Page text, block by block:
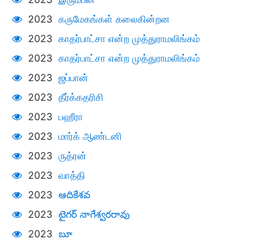
2023 கருமேகங்கள் கலைகின்றன
2023 காதர்பாட்சா என்ற முத்துராமலிங்கம்
2023 காதர்பாட்சா என்ற முத்துராமலிங்கம்
2023 ஜப்பான்
2023 தீர்க்கதரிசி
2023 பஹீரா
2023 மார்க் ஆண்டனி
2023 ருத்ரன்
2023 வாத்தி
2023 ఆదికేశవ
2023 టైగర్ నాగేశ్వరరావు
2023 బూ